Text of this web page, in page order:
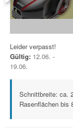
Leider verpasst!
Gültig: 12.06. -
19.06.
Schnittbreite: ca.
Rasenflächen bis